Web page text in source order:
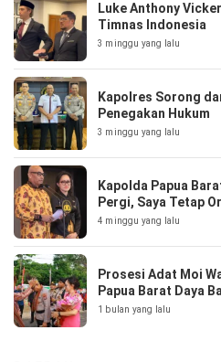
Luke Anthony
Timnas Indonesia
3 minggu yang lalu
Kapolres Sorong
Penegakan Hukum
3 minggu yang lalu
Kapolda Papua
Pergi, Saya Tetap
4 minggu yang lalu
Prosesi Adat Moi
Papua Barat Daya
1 bulan yang lalu